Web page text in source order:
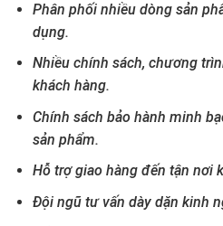
Phân phối nhiều dòng sản
dụng.
Nhiều chính sách, chương
khách hàng.
Chính sách bảo hành minh
sản phẩm.
Hỗ trợ giao hàng đến tận nơi
Đội ngũ tư vấn dày dặn kinh